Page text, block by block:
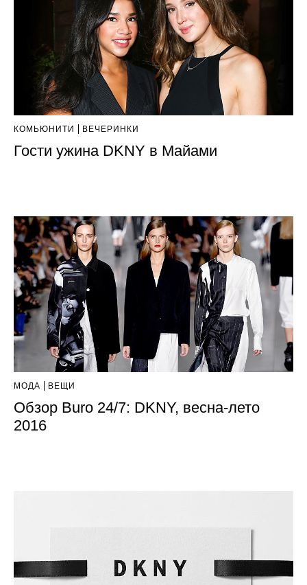
КОМЬЮНИТИ ВЕЧЕРИНКИ
Гости ужина DKNY в Майами
МОДА ВЕЩИ
Обзор Buro 24/7: DKNY, весна-лето
2016